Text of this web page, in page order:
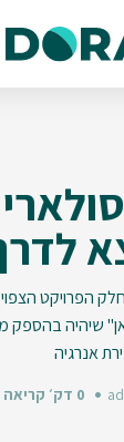
הפרויקט